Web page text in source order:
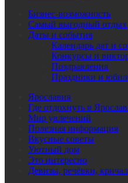
Бизнес-возможность
Самый выгодный отдых
Даты и события
Календарь дат и
Конкурсы и
Поздравления
Праздники и
Ярославия
Где отдохнуть в
Мир увлечений
Полезная информация
Вкусные советы
Уютный дом
Это интересно
Девизы, речёвки,